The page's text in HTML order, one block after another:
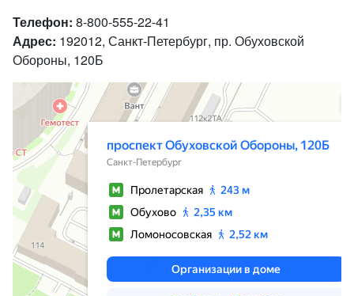
Телефон: 8-800-555-22-41
Адрес: 192012, Санкт-Петербург, пр. Обуховской
Обороны, 120Б
Санкт‑Петербург
Проспект Обуховской Обороны, 120Б на карте Санкт‑Петербурга,
ближайшее метро Пролетарская — Яндекс Карты